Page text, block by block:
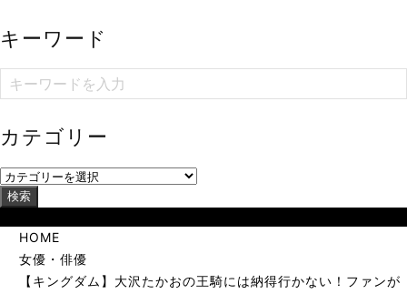
キーワード
カテゴリー
検索
HOME
女優・俳優
【キングダム】大沢たかおの王騎には納得行かない！ファンが